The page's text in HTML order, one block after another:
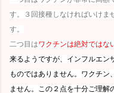
す。３回接種しなければいけま
す。
二つ目はワクチンは絶対ではな
来るようですが、インフルエン
ものではありません。ワクチン
ません。この２点を十分ご理解